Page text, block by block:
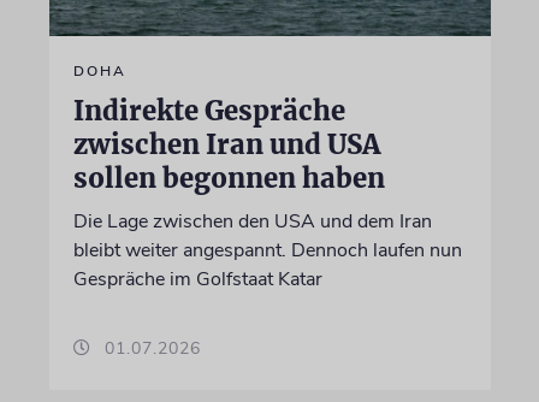
DOHA
Indirekte Gespräche
zwischen Iran und USA
sollen begonnen haben
Die Lage zwischen den USA und dem Iran
bleibt weiter angespannt. Dennoch laufen nun
Gespräche im Golfstaat Katar
01.07.2026